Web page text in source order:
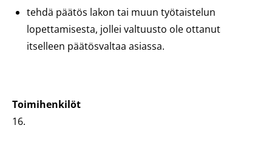
tehdä päätös lakon tai muun työtaistelun
lopettamisesta, jollei valtuusto ole ottanut
itselleen päätösvaltaa asiassa.
Toimihenkilöt
16.